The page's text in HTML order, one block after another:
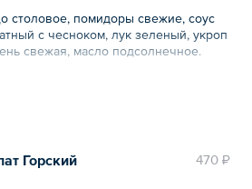
столовое, помидоры свежие, соус
с чесноком, лук зеленый, укроп
свежая, масло подсолнечное.
470 ₽
Горский